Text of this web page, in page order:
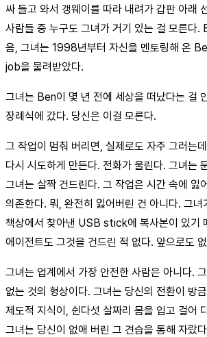
싸 들고 와서 갱웨이를 따라 내려가 갑판 아래
사람들 중 누구도 그녀가 거기 있는 걸 모른다.
음, 그녀는 1998년부터 자신을 멘토링해 온
job을 물려받았다.
그녀는 Ben이 몇 년 전에 세상을 떠났다는 걸
장례식에 갔다. 당신은 이걸 모른다.
그 작업이 멈춰 버리면, 실제로도 자주 그러는
다시 시도하게 만든다. 전화가 울린다. 그녀는
그녀는 살짝 건드린다. 그 작업은 시간 속에 잃
의존한다. 뭐, 완전히 잃어버린 건 아니다. 그녀
책상에서 찾아낸 USB stick에 복사본이 있기
에이전트도 그것을 건드린 적 없다. 앞으로도
그녀는 업계에서 가장 안전한 사람은 아니다.
없는 것의 형상이다. 그녀는 당신의 전환이 방
제도적 지식이, 쉰다섯 살짜리 몸을 입고 걸어
그녀는 당신이 없애 버린 그 견습을 통해 자랐